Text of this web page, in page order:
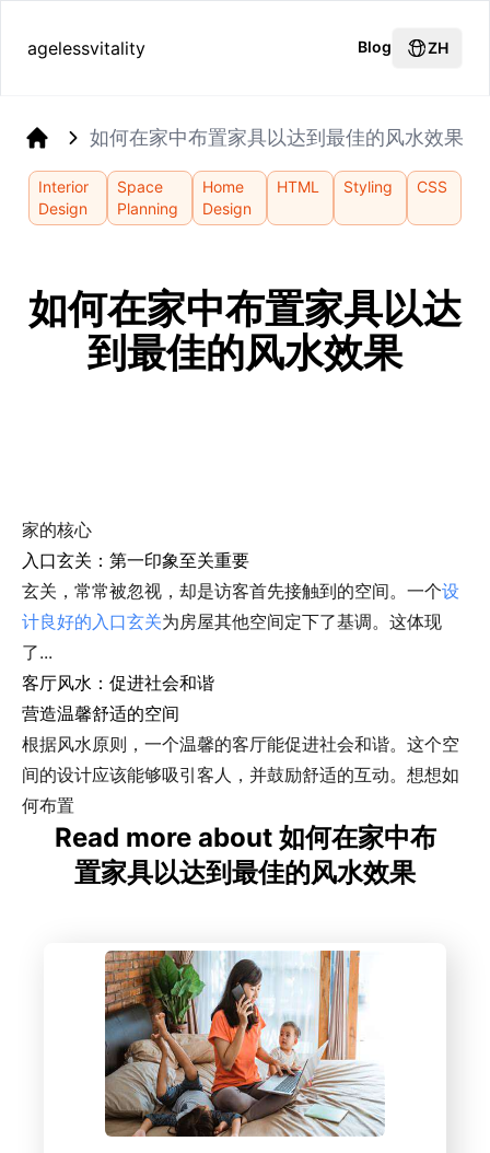
agelessvitality Blog ZH
如何在家中布置家具以达到最佳的风水效果
Interior
Design
Space
Planning
Home
Design
HTML Styling CSS
如何在家中布置家具以达
到最佳的风水效果
家的核心
入口玄关：第一印象至关重要
玄关，常常被忽视，却是访客首先接触到的空间。一个设
计良好的入口玄关为房屋其他空间定下了基调。这体现
了...
客厅风水：促进社会和谐
营造温馨舒适的空间
根据风水原则，一个温馨的客厅能促进社会和谐。这个空
间的设计应该能够吸引客人，并鼓励舒适的互动。想想如
何布置
Read more about 如何在家中布
置家具以达到最佳的风水效果